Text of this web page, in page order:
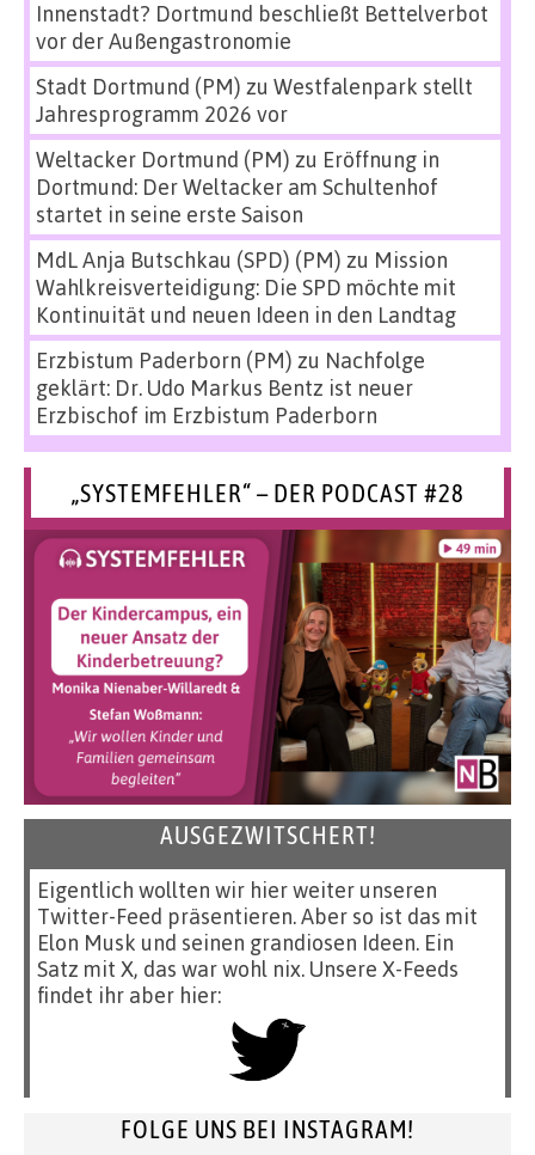
Innenstadt? Dortmund beschließt Bettelverbot
vor der Außengastronomie
Stadt Dortmund (PM) zu Westfalenpark stellt
Jahresprogramm 2026 vor
Weltacker Dortmund (PM) zu Eröffnung in
Dortmund: Der Weltacker am Schultenhof
startet in seine erste Saison
MdL Anja Butschkau (SPD) (PM) zu Mission
Wahlkreisverteidigung: Die SPD möchte mit
Kontinuität und neuen Ideen in den Landtag
Erzbistum Paderborn (PM) zu Nachfolge
geklärt: Dr. Udo Markus Bentz ist neuer
Erzbischof im Erzbistum Paderborn
„SYSTEMFEHLER“ – DER PODCAST #28
AUSGEZWITSCHERT!
Eigentlich wollten wir hier weiter unseren
Twitter-Feed präsentieren. Aber so ist das mit
Elon Musk und seinen grandiosen Ideen. Ein
Satz mit X, das war wohl nix. Unsere X-Feeds
findet ihr aber hier:
FOLGE UNS BEI INSTAGRAM!